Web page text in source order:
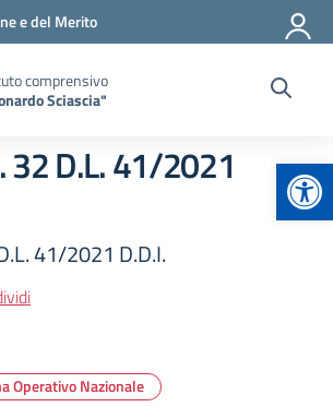
e del Merito
comprensivo
Sciascia"
32 D.L. 41/2021
41/2021 D.D.I.
Operativo Nazionale